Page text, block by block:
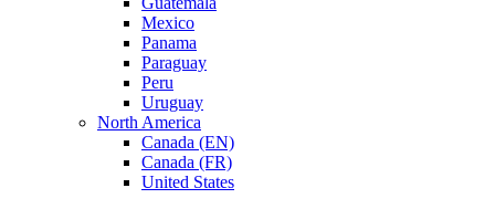
Mexico
Panama
Paraguay
Peru
Uruguay
North America
Canada (EN)
Canada (FR)
United States